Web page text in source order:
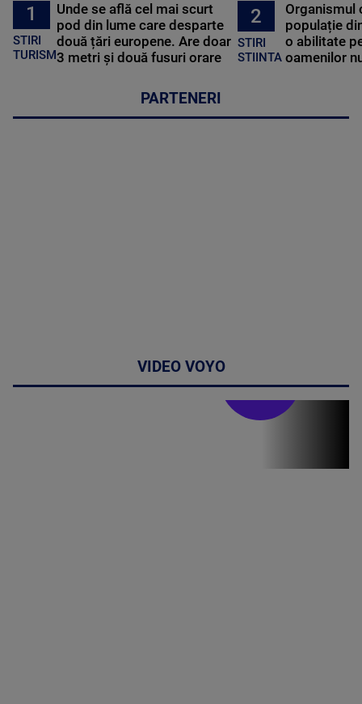
1
STIRI
TURISM
Unde se află cel mai scurt
pod din lume care desparte
două țări europene. Are doar
3 metri și două fusuri orare
2
STIRI
STIINTA
Organismul
populație
o abilitate
oamenilor
PARTENERI
VIDEO VOYO